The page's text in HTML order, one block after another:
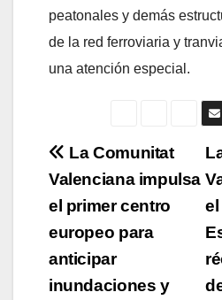
peatonales y demás
de la red ferroviaria y
una atención especial.
Navegación
de
entradas
el
La Comunitat
Valenciana impulsa
el primer centro
europeo para
anticipar
inundaciones y